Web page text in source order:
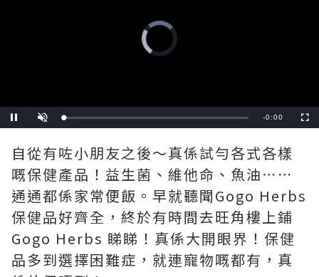
Video
Player
is
loading.
Pause Unmute Loaded:
0%
Remaining
-1:09
自從有咗小朋友之後～真係試勻各式各樣
嘅保健產品！益生菌、維他命、魚油⋯⋯
通通都係家常便飯。早就聽聞Gogo Herbs
保健品好齊全，終於有時間去旺角樓上鋪
Gogo Herbs 睇睇！真係大開眼界！保健
品多到選擇困難症，就連寵物嘅都有，真